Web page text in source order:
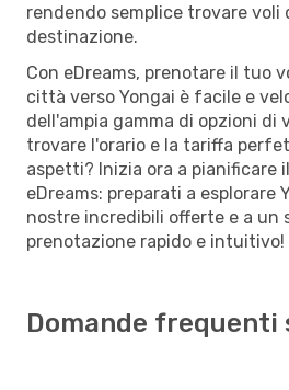
rendendo semplice trovare
destinazione.
Con eDreams, prenotare il tuo
città verso Yongai è facile e
dell'ampia gamma di opzioni di
trovare l'orario e la tariffa
aspetti? Inizia ora a pianificare
eDreams: preparati a esplorare
nostre incredibili offerte e a un
prenotazione rapido e intuitivo!
Domande frequenti